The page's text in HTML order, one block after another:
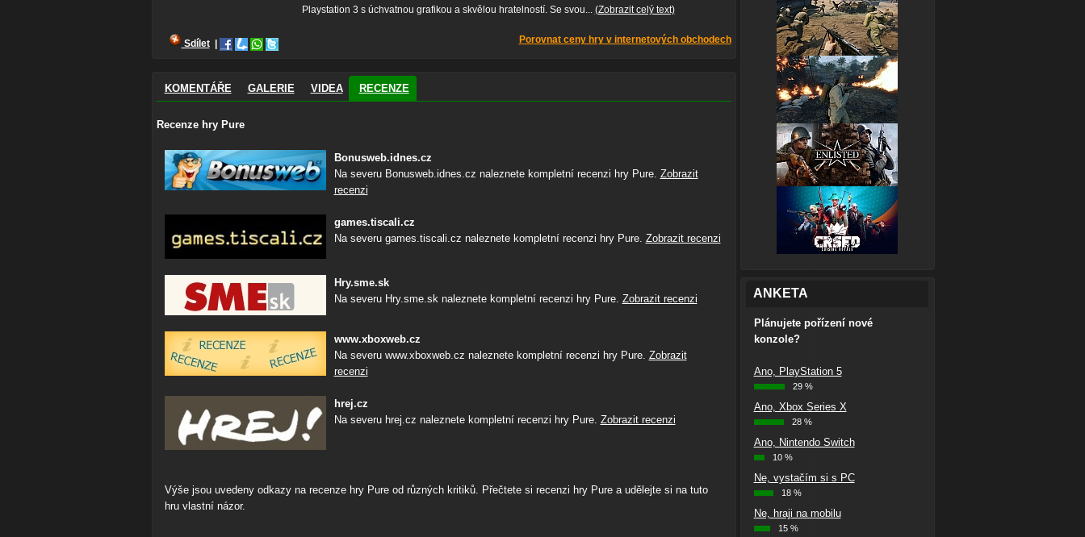
Playstation 3 s úchvatnou grafikou a skvělou hratelností. Se svou... (Zobrazit celý text)
Sdílet Porovnat ceny hry v internetových obchodech
KOMENTÁŘE GALERIE VIDEA RECENZE
Recenze hry Pure
Bonusweb.idnes.cz
Na severu Bonusweb.idnes.cz naleznete kompletní recenzi hry Pure. Zobrazit
recenzi
games.tiscali.cz
Na severu games.tiscali.cz naleznete kompletní recenzi hry Pure. Zobrazit recenzi
Hry.sme.sk
Na severu Hry.sme.sk naleznete kompletní recenzi hry Pure. Zobrazit recenzi
www.xboxweb.cz
Na severu www.xboxweb.cz naleznete kompletní recenzi hry Pure. Zobrazit
recenzi
hrej.cz
Na severu hrej.cz naleznete kompletní recenzi hry Pure. Zobrazit recenzi
Výše jsou uvedeny odkazy na recenze hry Pure od různých kritiků. Přečtete si recenzi hry Pure a udělejte si na tuto
hru vlastní názor.
ANKETA
Plánujete pořízení nové
konzole?
Ano, PlayStation 5
29 %
Ano, Xbox Series X
28 %
Ano, Nintendo Switch
10 %
Ne, vystačím si s PC
18 %
Ne, hraji na mobilu
15 %